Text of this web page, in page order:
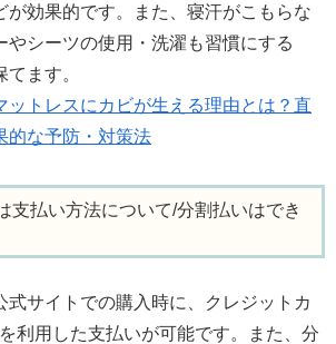
が効果的です。また、寝汗がこもらな
やシーツの使用・洗濯も習慣にする
ます。
ットレスにカビが生える理由とは？直
的な予防・対策法
支払い方法について/分割払いはでき
式サイトでの購入時に、クレジットカ
利用した支払いが可能です。また、分